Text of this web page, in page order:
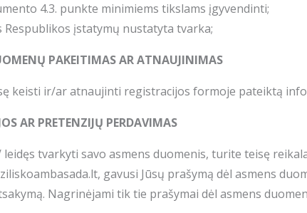
4.3. punkte minimiems tikslams įgyvendinti;
Respublikos įstatymų nustatyta tvarka;
PAKEITIMAS AR ATNAUJINIMAS
keisti ir/ar atnaujinti registracijos formoje pateiktą
AR PRETENZIJŲ PERDAVIMAS
leidęs tvarkyti savo asmens duomenis, turite teisę
gavusi Jūsų prašymą dėl asmens
Nagrinėjami tik tie prašymai dėl asmens